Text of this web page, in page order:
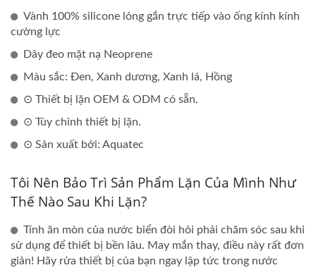
Vành 100% silicone lỏng gắn trực tiếp vào ống kính kính
cường lực
Dây đeo mặt nạ Neoprene
Màu sắc: Đen, Xanh dương, Xanh lá, Hồng
⊙ Thiết bị lặn OEM & ODM có sẵn.
⊙ Tùy chỉnh thiết bị lặn.
⊙ Sản xuất bởi: Aquatec
Tôi Nên Bảo Trì Sản Phẩm Lặn Của Mình Như
Thế Nào Sau Khi Lặn?
Tính ăn mòn của nước biển đòi hỏi phải chăm sóc sau khi
sử dụng để thiết bị bền lâu. May mắn thay, điều này rất đơn
giản! Hãy rửa thiết bị của bạn ngay lập tức trong nước